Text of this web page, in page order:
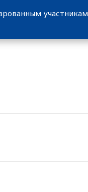
участникам